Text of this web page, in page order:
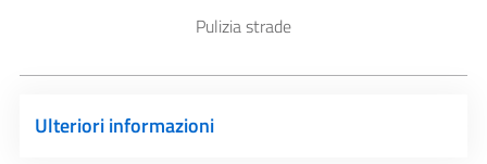
Pulizia strade
Ulteriori informazioni